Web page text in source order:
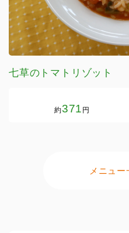
七草のトマトリゾット
約371 円
メニュー